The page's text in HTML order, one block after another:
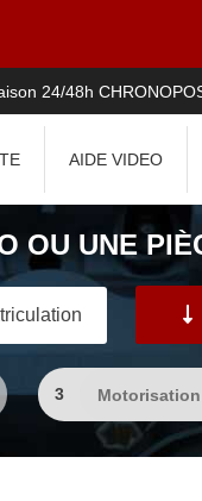
24/48h
AIDE VIDEO
OU UNE
3